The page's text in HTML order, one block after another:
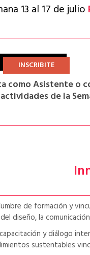
13 al 17 de julio
INSCRIBITE
como Asistente o
de la
de formación y
diseño, la
y diálogo
sustentables